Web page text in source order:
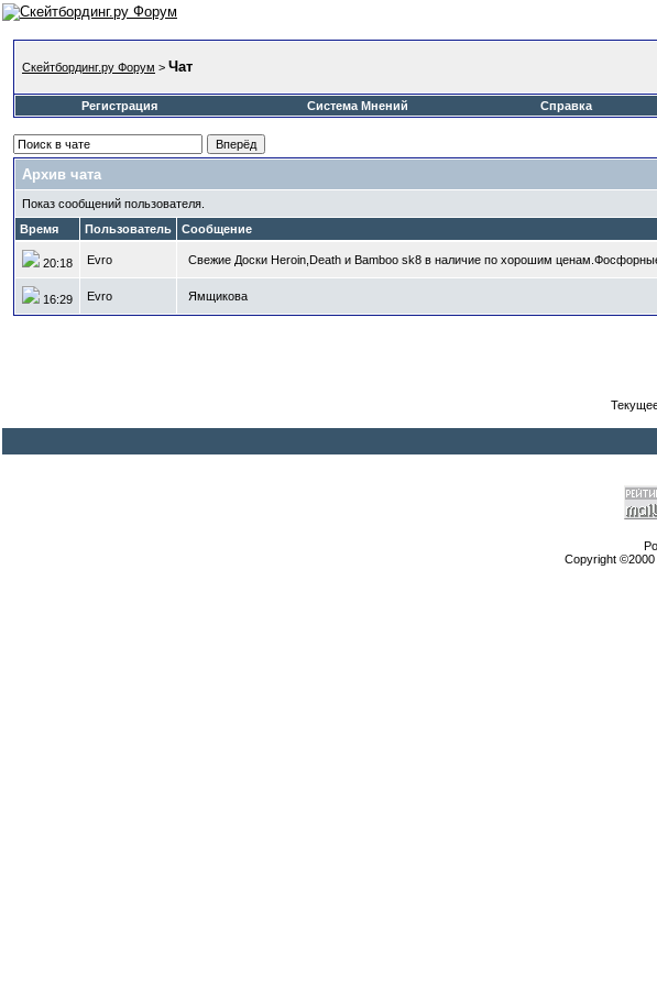
Скейтбординг.ру Форум > Чат
Регистрация
Система Мнений Справка
Архив чата
Показ сообщений пользователя.
Время
Пользователь Сообщение
20:18 Evro Свежие Доски Heroin,Death и Bamboo sk8 в наличие по хорошим
16:29 Evro Ямщикова
Copyright ©2000